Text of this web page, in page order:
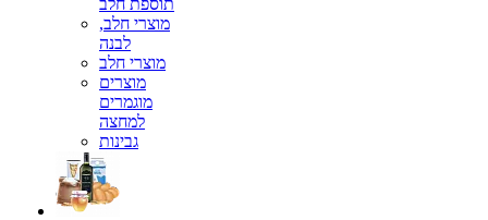
תוספת חלב
מוצרי חלב,
לבנה
מוצרי חלב
מוצרים
מוגמרים
למחצה
גבינות